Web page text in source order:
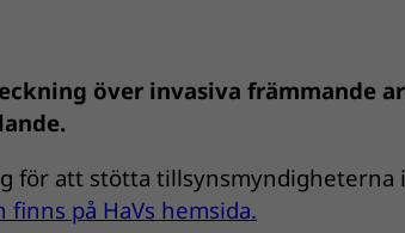
över invasiva främmande
för att stötta tillsynsmyndigheterna
på HaVs hemsida.